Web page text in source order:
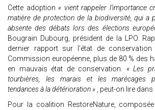
Cette adoption « vient rappeler l’importance
matière de protection de la biodiversité, qui a
absente des débats lors des élections
Bougrain Dubourg, président de la LPO.
dernier rapport sur l'état de
Commission européenne, plus de 80 % des
en mauvais état de conservation. « Les
tourbières, les marais et les marécages
tendances à la détérioration » , peut-on lire dans
Pour la coalition RestoreNature,